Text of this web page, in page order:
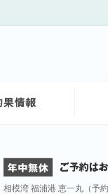
相模湾 福浦港 恵一丸（予